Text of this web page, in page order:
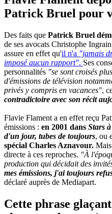
Patrick Bruel pour
Des faits que Patrick Bruel
de ses avocats Christophe
assure en effet qu'il n'a "jamais
imposé aucun rapport". Ses
personnalités "se sont croisés
d'émissions de télévision
privés y compris en vacances",
contradictoire avec son récit
Flavie Flament a en effet reçu
émissions : en 2001 dans Stars
d'un jour, tubes de toujours, ou
spécial Charles Aznavour.
directe à ces reproches. "À
production qui décidait des
mes émissions, j'ai toujours
déclaré auprès de Mediapart.
Cette phrase